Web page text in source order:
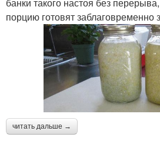
порцию готовят заблаговременно
читать дальше →